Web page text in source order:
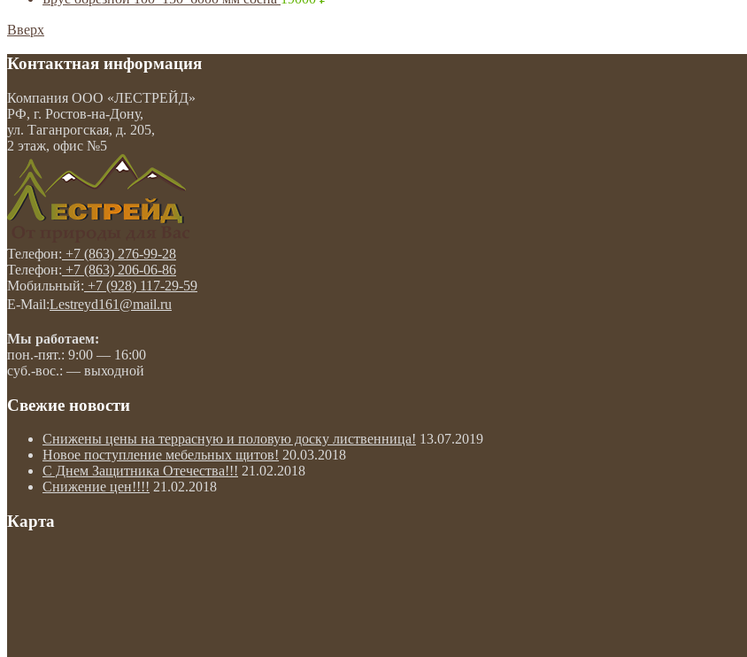
Вверх
Контактная информация
Компания ООО «ЛЕСТРЕЙД»
РФ, г. Ростов-на-Дону,
ул. Таганрогская, д. 205,
2 этаж, офис №5
Телефон: +7 (863) 276-99-28
Телефон: +7 (863) 206-06-86
Мобильный: +7 (928) 117-29-59
E-Mail:Lestreyd161@mail.ru
Мы работаем:
пон.-пят.: 9:00 — 16:00
суб.-вос.: — выходной
Свежие новости
Снижены цены на террасную и половую доску лиственница! 13.07.2019
Новое поступление мебельных щитов! 20.03.2018
С Днем Защитника Отечества!!! 21.02.2018
Снижение цен!!!! 21.02.2018
Карта